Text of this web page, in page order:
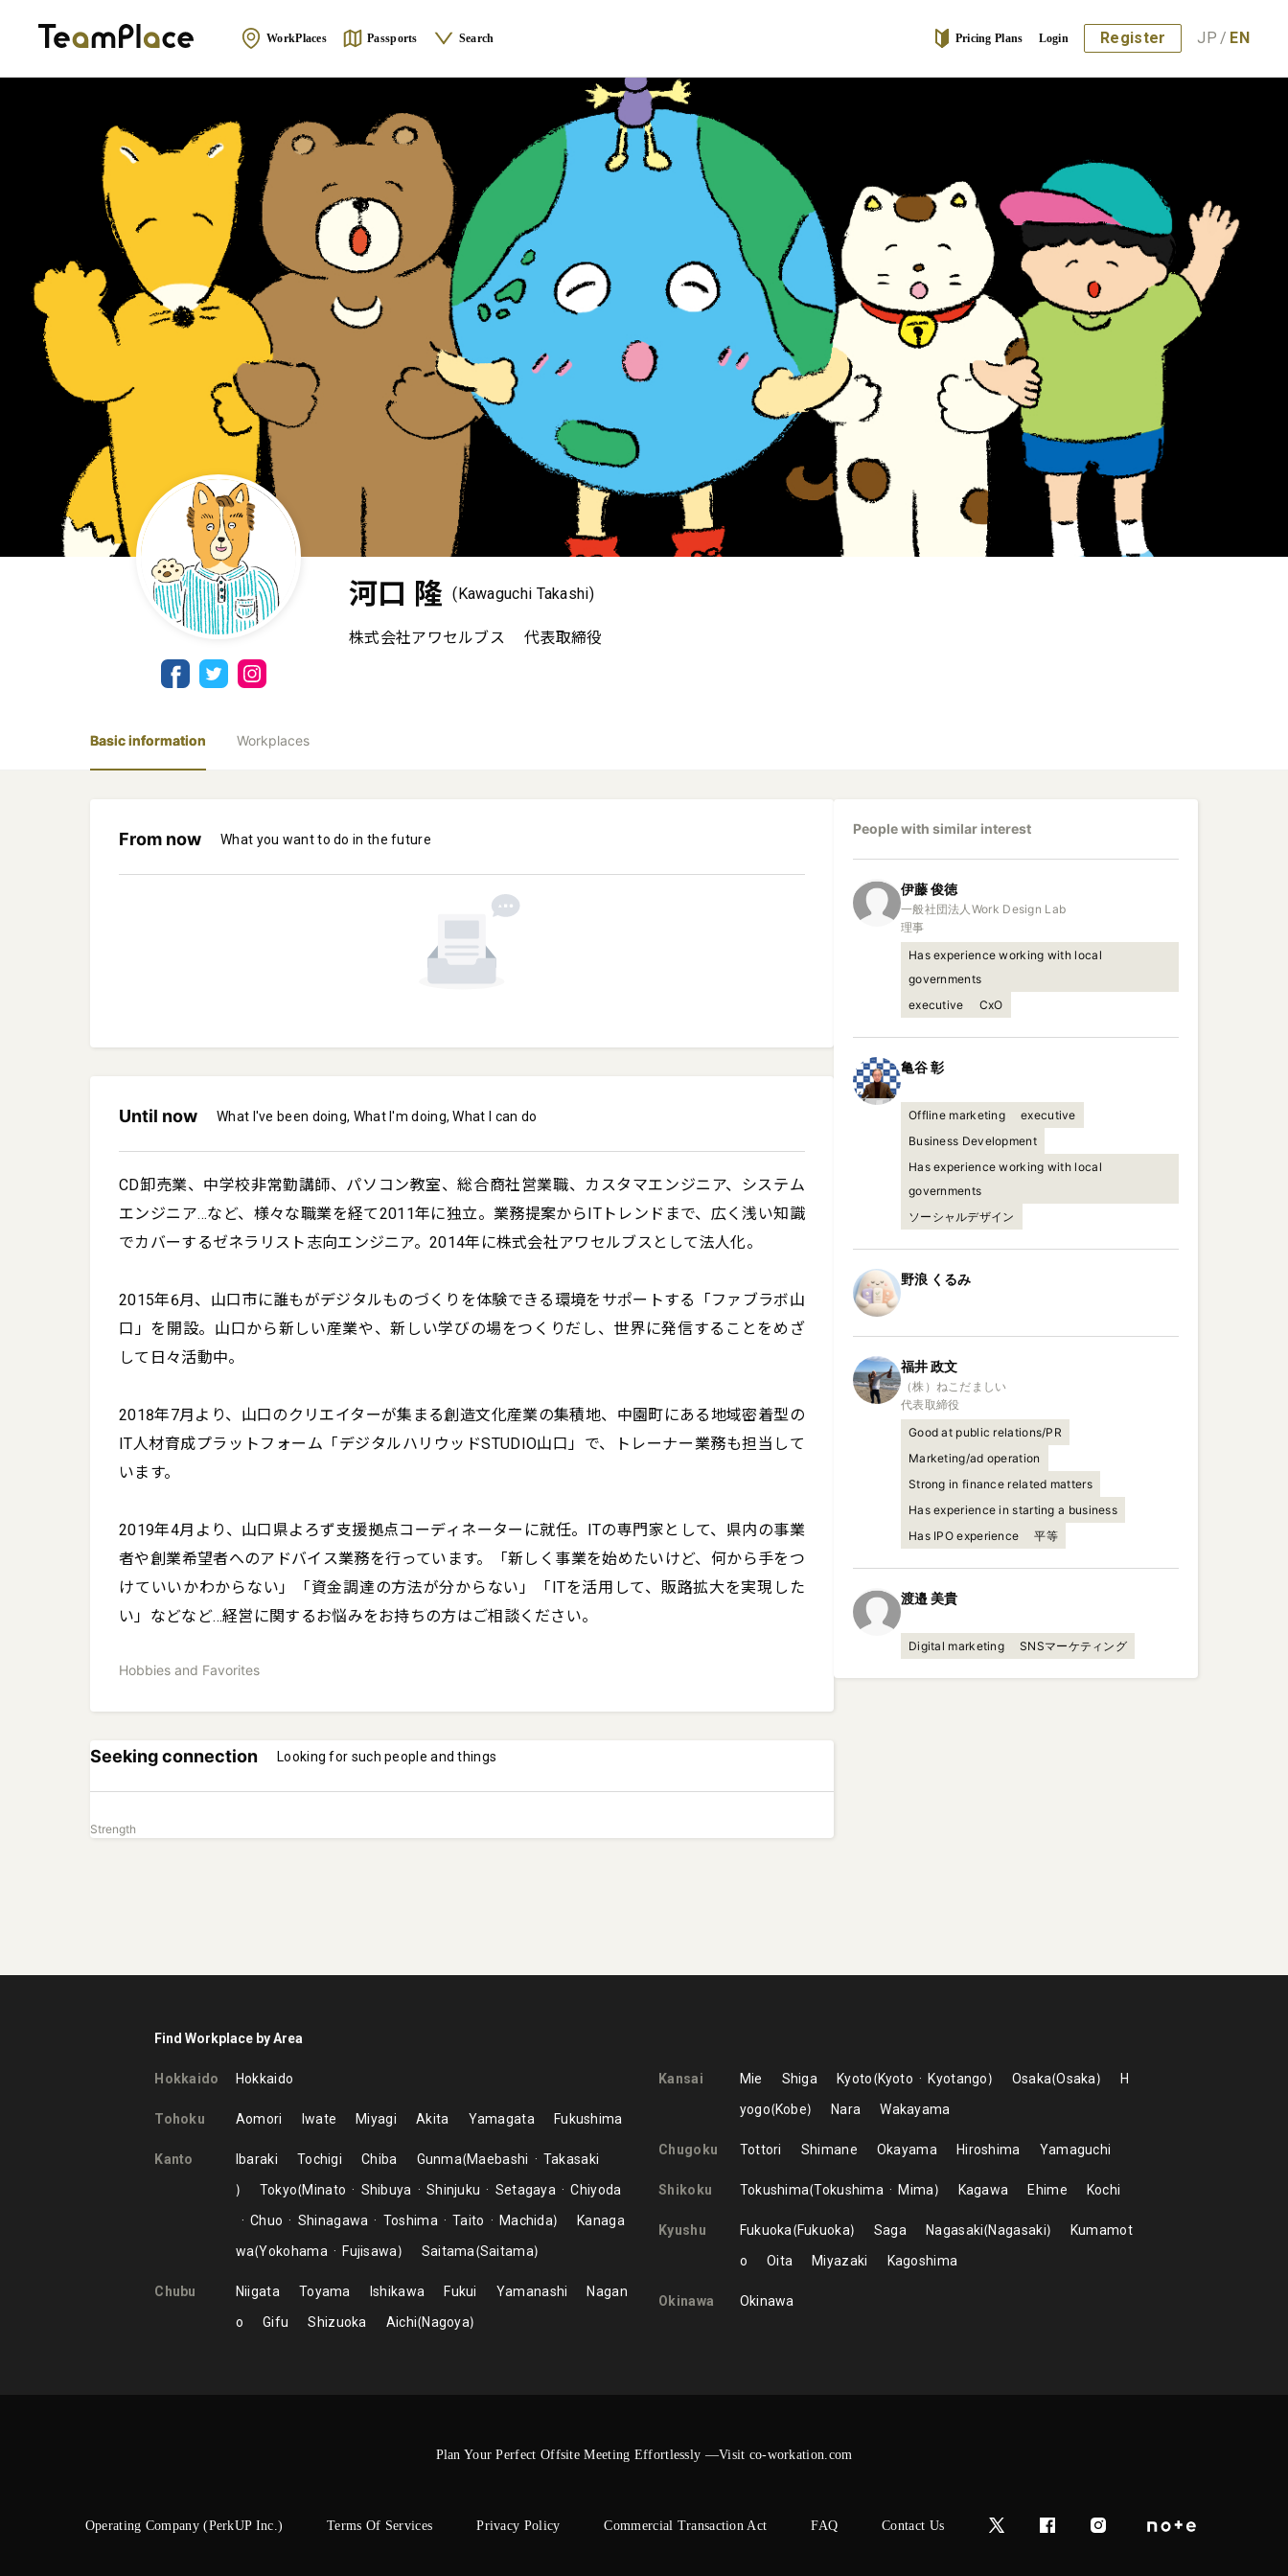
WorkPlaces Passports Search Pricing Plans Login Register JP / EN
河口 隆 (Kawaguchi Takashi)
株式会社アワセルブス 代表取締役
Basic information Workplaces
From now What you want to do in the future
Until now What I've been doing, What I'm doing, What I can do
CD卸売業、中学校非常勤講師、パソコン教室、総合商社営業職、カスタマエンジニア、システム
エンジニア…など、様々な職業を経て2011年に独立。業務提案からITトレンドまで、広く浅い知識
でカバーするゼネラリスト志向エンジニア。2014年に株式会社アワセルブスとして法人化。
2015年6月、山口市に誰もがデジタルものづくりを体験できる環境をサポートする「ファブラボ山
口」を開設。山口から新しい産業や、新しい学びの場をつくりだし、世界に発信することをめざ
して日々活動中。
2018年7月より、山口のクリエイターが集まる創造文化産業の集積地、中園町にある地域密着型の
IT人材育成プラットフォーム「デジタルハリウッドSTUDIO山口」で、トレーナー業務も担当して
います。
2019年4月より、山口県よろず支援拠点コーディネーターに就任。ITの専門家として、県内の事業
者や創業希望者へのアドバイス業務を行っています。「新しく事業を始めたいけど、何から手をつ
けていいかわからない」「資金調達の方法が分からない」「ITを活用して、販路拡大を実現した
い」などなど…経営に関するお悩みをお持ちの方はご相談ください。
Hobbies and Favorites
Seeking connection Looking for such people and things
Strength
People with similar interest
伊藤俊徳
一般社団法人Work Design Lab
理事
Has experience working with local
governments
executive
CxO
亀谷彰
Offline marketing
executive
Business Development
Has experience working with local
governments
ソーシャルデザイン
野浪 くるみ
福井政文
（株）ねこだましい
代表取締役
Good at public relations/PR
Marketing/ad operation
Strong in finance related matters
Has experience in starting a business
Has IPO experience
平等
渡邉美貴
Digital marketing SNSマーケティング
Find Workplace by Area
Hokkaido Hokkaido
Tohoku Aomori Iwate Miyagi Akita Yamagata Fukushima
Kanto Ibaraki Tochigi Chiba Gunma Maebashi
Takasaki
Tokyo Minato Shibuya Shinjuku Setagaya
Chiyoda
Chuo
Shinagawa Toshima Taito Machida
Kanaga
wa Yokohama Fujisawa Saitama Saitama
Chubu Niigata Toyama Ishikawa Fukui Yamanashi
Nagan
o
Gifu Shizuoka Aichi Nagoya
Kansai Mie Shiga Kyoto Kyoto Kyotango Osaka Osaka
H
yogo Kobe Nara Wakayama
Chugoku Tottori Shimane Okayama Hiroshima Yamaguchi
Shikoku Tokushima Tokushima Mima Kagawa Ehime Kochi
Kyushu Fukuoka Fukuoka Saga Nagasaki Nagasaki
Kumamot
o
Oita Miyazaki Kagoshima
Okinawa Okinawa
Plan Your Perfect Offsite Meeting Effortlessly —Visit co-workation.com
Operating Company (PerkUP Inc.) Terms Of Services Privacy Policy Commercial Transaction Act FAQ Contact Us